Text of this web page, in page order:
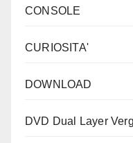
CONSOLE
CURIOSITA'
DOWNLOAD
DVD Dual Layer